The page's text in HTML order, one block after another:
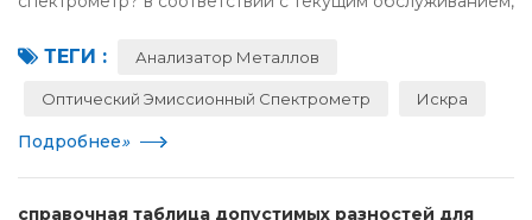
процедурами использования и управления прибором,,
ТЕГИ : Анализатор Металлов
Оптический Эмиссионный Спектрометр Искра
Подробнее»
справочная таблица допустимых разностей для